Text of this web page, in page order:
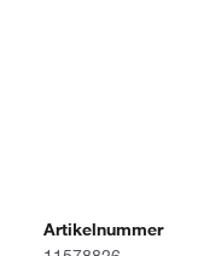
Artikelnummer